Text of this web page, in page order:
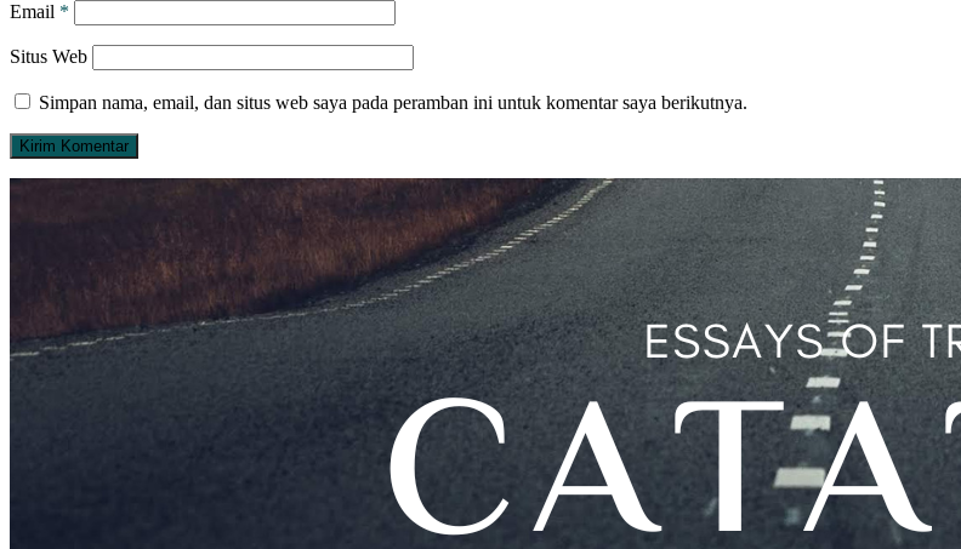
Email *
Situs Web
Simpan nama, email, dan situs web saya pada peramban ini untuk komentar saya berikutnya.